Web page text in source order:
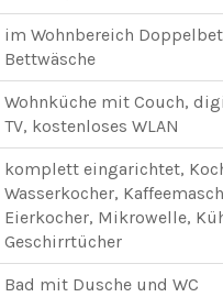
im Wohnbereich
Bettwäsche
Wohnküche mit Couch,
TV, kostenloses WLAN
komplett eingarichtet,
Wasserkocher,
Eierkocher, Mikrowelle,
Geschirrtücher
Bad mit Dusche und WC